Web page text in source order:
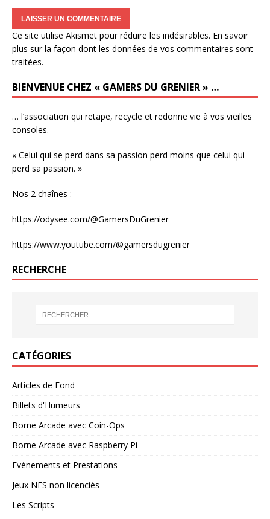
Ce site utilise Akismet pour réduire les indésirables. En savoir
plus sur la façon dont les données de vos commentaires sont
traitées.
BIENVENUE CHEZ « GAMERS DU GRENIER » …
… l’association qui retape, recycle et redonne vie à vos vieilles
consoles.
« Celui qui se perd dans sa passion perd moins que celui qui
perd sa passion. »
Nos 2 chaînes :
https://odysee.com/@GamersDuGrenier
https://www.youtube.com/@gamersdugrenier
RECHERCHE
CATÉGORIES
Articles de Fond
Billets d'Humeurs
Borne Arcade avec Coin-Ops
Borne Arcade avec Raspberry Pi
Evènements et Prestations
Jeux NES non licenciés
Les Scripts